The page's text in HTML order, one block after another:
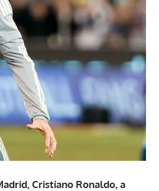
Cristiano Ronaldo, a